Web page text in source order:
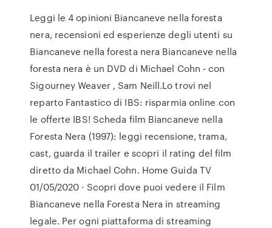
Leggi le 4 opinioni Biancaneve nella foresta
nera, recensioni ed esperienze degli utenti su
Biancaneve nella foresta nera Biancaneve nella
foresta nera è un DVD di Michael Cohn - con
Sigourney Weaver , Sam Neill.Lo trovi nel
reparto Fantastico di IBS: risparmia online con
le offerte IBS! Scheda film Biancaneve nella
Foresta Nera (1997): leggi recensione, trama,
cast, guarda il trailer e scopri il rating del film
diretto da Michael Cohn. Home Guida TV
01/05/2020 · Scopri dove puoi vedere il Film
Biancaneve nella Foresta Nera in streaming
legale. Per ogni piattaforma di streaming